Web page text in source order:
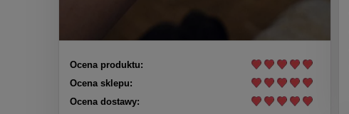
Ocena produktu:
Ocena sklepu:
Ocena dostawy: